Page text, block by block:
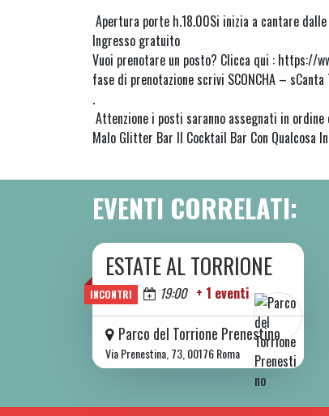
Apertura porte h.18.00Si inizia a cantare
Ingresso gratuito
Vuoi prenotare un posto? Clicca qui : https://
fase di prenotazione scrivi SCONCHA –
.
Attenzione i posti saranno assegnati in
Malo Glitter Bar Il Cocktail Bar Con Qualcosa
EVENTI CORRELATI:
INCONTRI
DA SAB 06/06 A SAB 08/08 2026
ESTATE AL TORRIONE
Oggi 19:00 + 1 eventi
Parco del Torrione Prenestino
Via Prenestina, 73, 00176 Roma